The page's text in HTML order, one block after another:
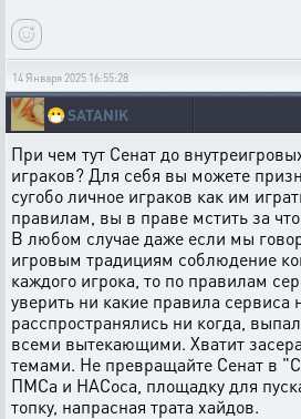
14 Января 2025 16:55:28
😷SATANIK
При чем тут Сенат до
играков? Для себя вы можете
сугобо личное играков как им
правилам, вы в праве мстить за
В любом случае даже если мы
игровым традициям соблюдение
каждого игрока, то по правилам
уверить ни какие правила
расспространялись ни когда,
всеми вытекающими. Хватит
темами. Не превращайте Сенат в
ПМСа и НАСоса, площадку для
топку, напрасная трата хайдов.